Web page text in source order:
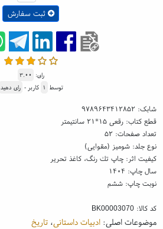
ثبت سفارش
رای: ۳.۰۰
توسط ۱ کاربر - رای دهید
شابک: ۹۷۸۹۶۴۳۴۱۲۸۵۲
قطع کتاب: رقعی ۱۵*۲۱ سانتیمتر
تعداد صفحات: ۵۲
نوع جلد: شومیز (مقوایی)
کیفیت اثر: چاپ تك رنگ، کاغذ تحریر
سال چاپ: ۱۴۰۴
نوبت چاپ: ششم
کد کالا:BK00003070
موضوعات اصلی:ادبیات داستانی،تاریخ